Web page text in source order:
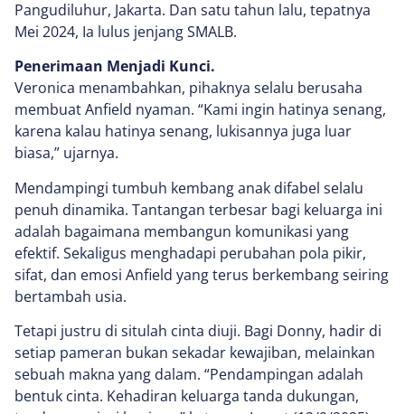
Pangudiluhur, Jakarta. Dan satu tahun lalu, tepatnya
Mei 2024, Ia lulus jenjang SMALB.
Penerimaan Menjadi Kunci.
Veronica menambahkan, pihaknya selalu berusaha
membuat Anfield nyaman. “Kami ingin hatinya senang,
karena kalau hatinya senang, lukisannya juga luar
biasa,” ujarnya.
Mendampingi tumbuh kembang anak difabel selalu
penuh dinamika. Tantangan terbesar bagi keluarga ini
adalah bagaimana membangun komunikasi yang
efektif. Sekaligus menghadapi perubahan pola pikir,
sifat, dan emosi Anfield yang terus berkembang seiring
bertambah usia.
Tetapi justru di situlah cinta diuji. Bagi Donny, hadir di
setiap pameran bukan sekadar kewajiban, melainkan
sebuah makna yang dalam. “Pendampingan adalah
bentuk cinta. Kehadiran keluarga tanda dukungan,